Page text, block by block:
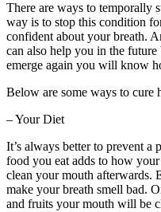
There are ways to temporally
way is to stop this condition
confident about your breath.
can also help you in the
emerge again you will know
Below are some ways to cure
–Your Diet
It’s always better to prevent a
food you eat adds to how
clean your mouth afterwards.
make your breath smell bad.
and fruits your mouth will be